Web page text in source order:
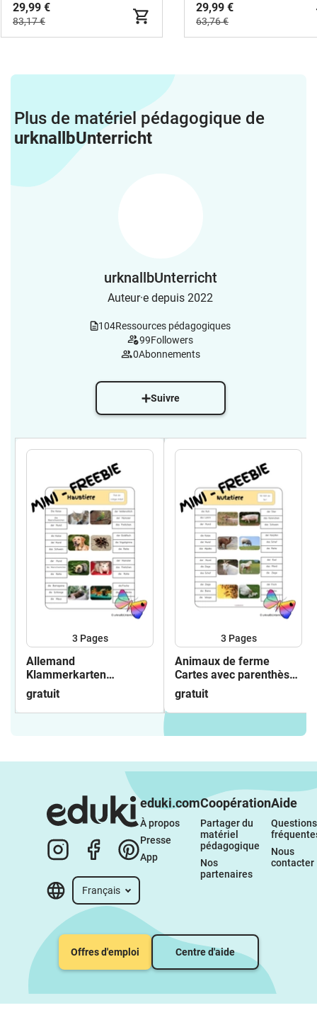
29,99 €
83,17 €
29,99 €
63,76 €
Plus de matériel pédagogique de
urknallbUnterricht
urknallbUnterricht
Auteur·e depuis 2022
104Ressources pédagogiques
99Followers
0Abonnements
Suivre
3 Pages
Allemand
Klammerkarten
Haustiere
gratuit
3 Pages
Animaux de ferme
Cartes avec parenthèses
Freebie
gratuit
Français
eduki.com
À propos
Presse
App
Coopération
Partager du
matériel
pédagogique
Nos
partenaires
Aide
Questions
Nous
contacter
Offres d'emploi Centre d'aide